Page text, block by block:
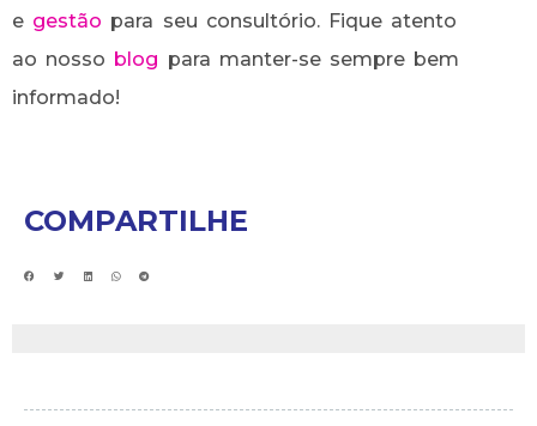
e gestão para seu consultório. Fique atento
ao nosso blog para manter-se sempre bem
informado!
COMPARTILHE